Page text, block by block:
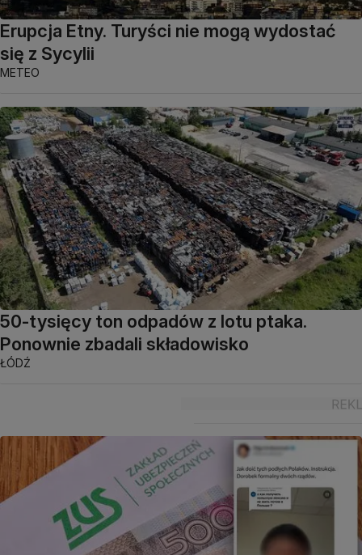
Erupcja Etny. Turyści nie mogą wydostać
się z Sycylii
METEO
50-tysięcy ton odpadów z lotu ptaka.
Ponownie zbadali składowisko
ŁÓDŹ